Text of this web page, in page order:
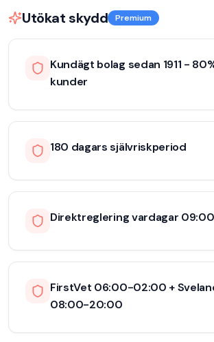
Utökat skydd Premium
Kundägt bolag sedan 1911 -
kunder
180 dagars självriskperiod
Direktreglering vardagar
FirstVet 06:00-02:00 +
08:00-20:00